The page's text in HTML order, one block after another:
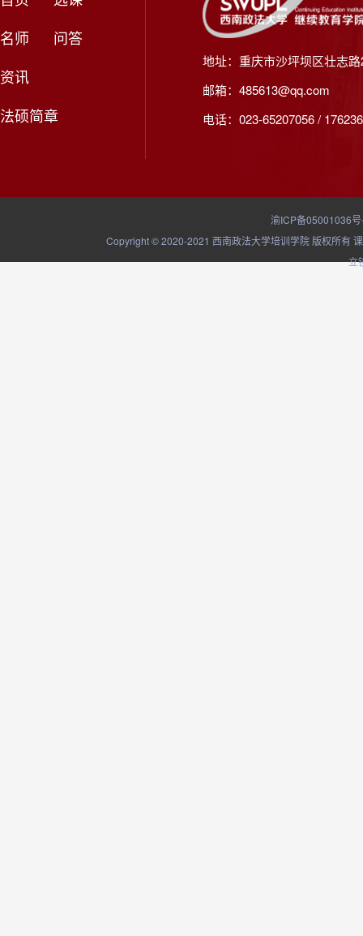
名师
问答
资讯
法硕简章
地址：重庆市沙坪坝区壮志
邮箱：485613@qq.com
电话：023-65207056 /
渝ICP备05001036
Copyright © 2020-2021 西南政法大学培训学院 版权所有
立